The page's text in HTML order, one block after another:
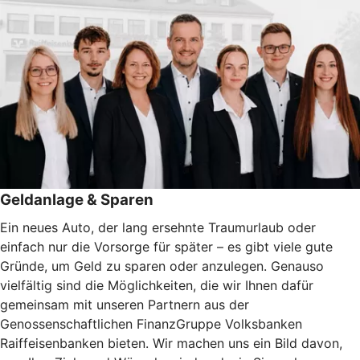
Geldanlage & Sparen
Ein neues Auto, der lang ersehnte Traumurlaub oder
einfach nur die Vorsorge für später – es gibt viele gute
Gründe, um Geld zu sparen oder anzulegen. Genauso
vielfältig sind die Möglichkeiten, die wir Ihnen dafür
gemeinsam mit unseren Partnern aus der
Genossenschaftlichen FinanzGruppe Volksbanken
Raiffeisenbanken bieten. Wir machen uns ein Bild davon,